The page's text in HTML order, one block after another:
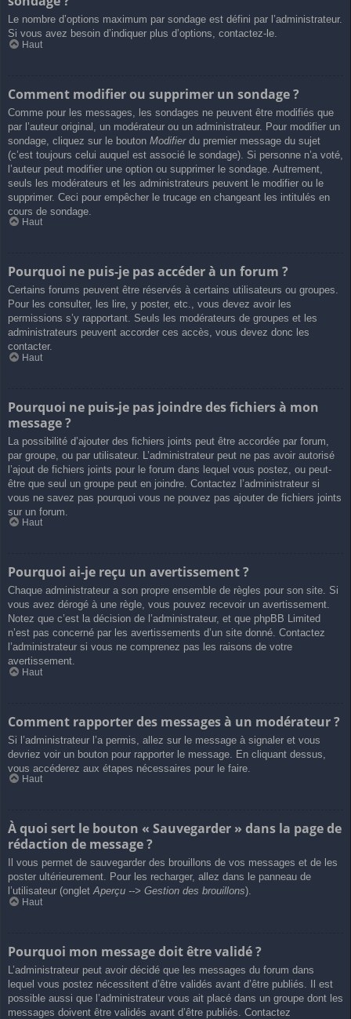
Le nombre d’options maximum par sondage est défini par l’administrateur.
Si vous avez besoin d’indiquer plus d’options, contactez-le.
Haut
Comment modifier ou supprimer un sondage ?
Comme pour les messages, les sondages ne peuvent être modifiés que
par l’auteur original, un modérateur ou un administrateur. Pour modifier un
sondage, cliquez sur le bouton Modifierdu premier message du sujet
(c’est toujours celui auquel est associé le sondage). Si personne n’a voté,
l’auteur peut modifier une option ou supprimer le sondage. Autrement,
seuls les modérateurs et les administrateurs peuvent le modifier ou le
supprimer. Ceci pour empêcher le trucage en changeant les intitulés en
cours de sondage.
Haut
Pourquoi ne puis-je pas accéder à un forum ?
Certains forums peuvent être réservés à certains utilisateurs ou groupes.
Pour les consulter, les lire, y poster, etc., vous devez avoir les
permissions s’y rapportant. Seuls les modérateurs de groupes et les
administrateurs peuvent accorder ces accès, vous devez donc les
contacter.
Haut
Pourquoi ne puis-je pas joindre des fichiers à mon
message ?
La possibilité d’ajouter des fichiers joints peut être accordée par forum,
par groupe, ou par utilisateur. L’administrateur peut ne pas avoir autorisé
l’ajout de fichiers joints pour le forum dans lequel vous postez, ou peut-
être que seul un groupe peut en joindre. Contactez l’administrateur si
vous ne savez pas pourquoi vous ne pouvez pas ajouter de fichiers joints
sur un forum.
Haut
Pourquoi ai-je reçu un avertissement ?
Chaque administrateur a son propre ensemble de règles pour son site. Si
vous avez dérogé à une règle, vous pouvez recevoir un avertissement.
Notez que c’est la décision de l’administrateur, et que phpBB Limited
n’est pas concerné par les avertissements d’un site donné. Contactez
l’administrateur si vous ne comprenez pas les raisons de votre
avertissement.
Haut
Comment rapporter des messages à un modérateur ?
Si l’administrateur l’a permis, allez sur le message à signaler et vous
devriez voir un bouton pour rapporter le message. En cliquant dessus,
vous accéderez aux étapes nécessaires pour le faire.
Haut
À quoi sert le bouton « Sauvegarder » dans la page de
rédaction de message ?
Il vous permet de sauvegarder des brouillons de vos messages et de les
poster ultérieurement. Pour les recharger, allez dans le panneau de
l’utilisateur (ongletAperçu --> Gestion des brouillons).
Haut
Pourquoi mon message doit être validé ?
L’administrateur peut avoir décidé que les messages du forum dans
lequel vous postez nécessitent d’être validés avant d’être publiés. Il est
possible aussi que l’administrateur vous ait placé dans un groupe dont les
messages doivent être validés avant d’être publiés. Contactez